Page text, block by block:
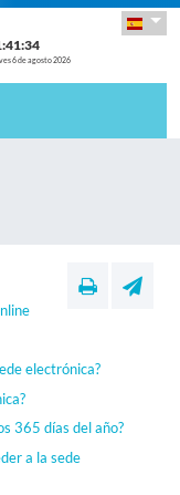
6 de agosto 2026
electrónica?
365 días del año?
a la sede